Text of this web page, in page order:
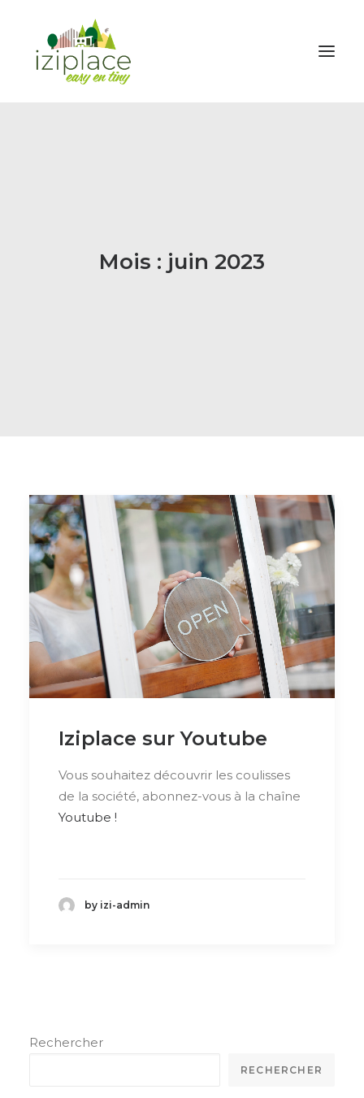
Mois : juin 2023
Iziplace sur Youtube
Vous souhaitez découvrir les coulisses
de la société, abonnez-vous à la chaîne
Youtube !
by izi-admin
Rechercher
RECHERCHER